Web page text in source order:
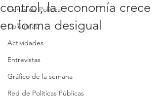
Fichas de Política
Columnas
Actividades
Entrevistas
Gráfico de la semana
Red de Políticas Públicas
control, la economía crece
en forma desigual